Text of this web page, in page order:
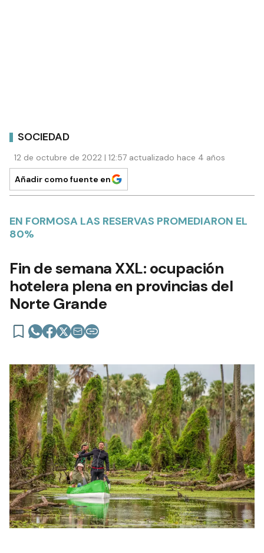
SOCIEDAD
12 de octubre de 2022 | 12:57 actualizado hace 4 años
Añadir como fuente en
EN FORMOSA LAS RESERVAS PROMEDIARON EL
80%
Fin de semana XXL: ocupación
hotelera plena en provincias del
Norte Grande